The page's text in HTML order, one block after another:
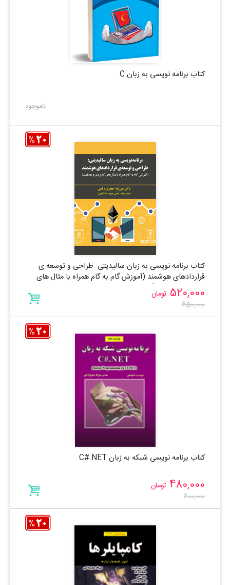
کتاب برنامه نویسی به زبان C
ناموجود
کتاب برنامه نویسی به زبان سالیدیتی: طراحی و توسعه ی
قراردادهای هوشمند (آموزش گام به گام همراه با مثال های
کاربردی و هدفمند)
520,000 تومان
650,000
کتاب برنامه نویسی شبکه به زبان C#.NET
480,000 تومان
600,000